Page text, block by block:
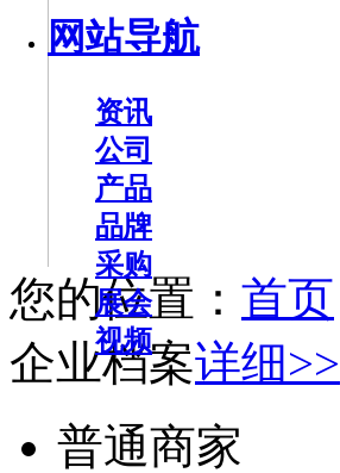
网站导航
资讯
公司
产品
品牌
采购
展会
视频
您的位置： 首页
企业档案详细>>
普通商家